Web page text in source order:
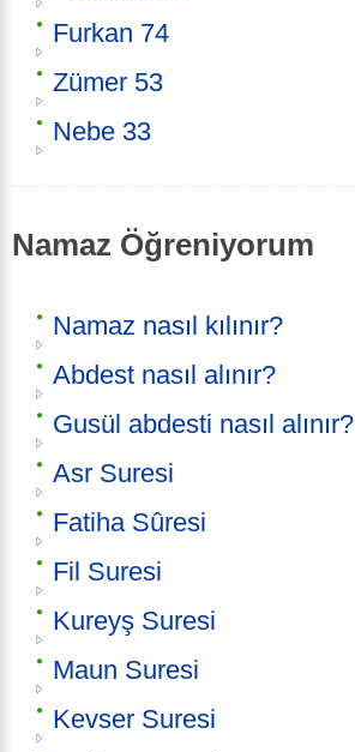
Furkan 74
Zümer 53
Nebe 33
Namaz Öğreniyorum
Namaz nasıl kılınır?
Abdest nasıl alınır?
Gusül abdesti nasıl alınır?
Asr Suresi
Fatiha Sûresi
Fil Suresi
Kureyş Suresi
Maun Suresi
Kevser Suresi